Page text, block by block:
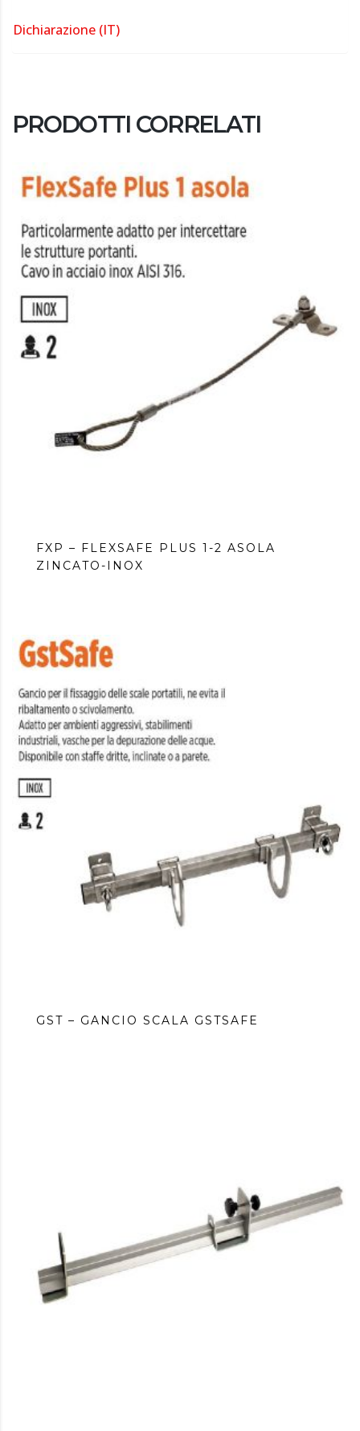
Dichiarazione (IT)
PRODOTTI CORRELATI
FXP – FLEXSAFE PLUS 1-2 ASOLA
ZINCATO-INOX
GST – GANCIO SCALA GSTSAFE